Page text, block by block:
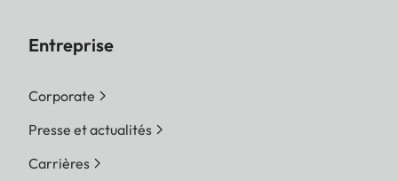
Entreprise
Corporate
Presse et actualités
Carrières